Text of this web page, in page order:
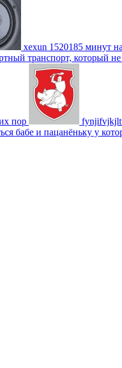
xexun 1520185 минут
транспорт, который не
пор
бабе и пацанёньку у